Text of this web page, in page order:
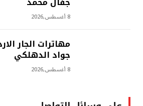
8 أغسطس,2026
مهاترات الجار
جواد الدهلكي
8 أغسطس,2026